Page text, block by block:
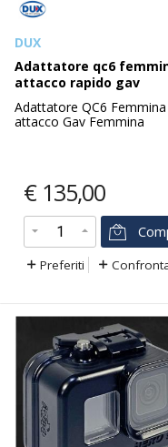
DUX
Adattatore qc6
attacco rapido gav
Adattatore QC6
attacco Gav Femmina
€ 135,00
Preferiti